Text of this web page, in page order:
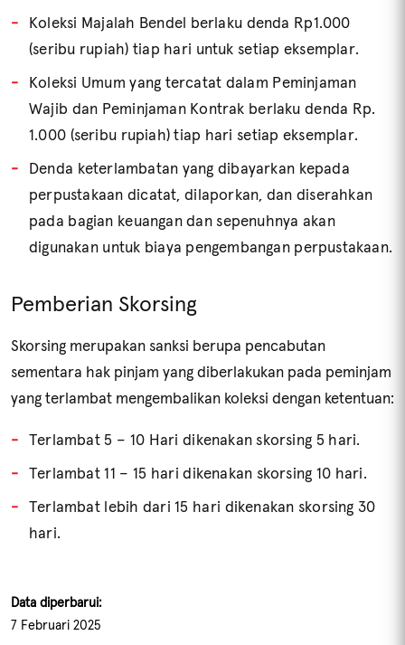
Koleksi Majalah Bendel berlaku denda Rp1.000
(seribu rupiah) tiap hari untuk setiap eksemplar.
Koleksi Umum yang tercatat dalam Peminjaman
Wajib dan Peminjaman Kontrak berlaku denda Rp.
1.000 (seribu rupiah) tiap hari setiap eksemplar.
Denda keterlambatan yang dibayarkan kepada
perpustakaan dicatat, dilaporkan, dan diserahkan
pada bagian keuangan dan sepenuhnya akan
digunakan untuk biaya pengembangan perpustakaan.
Pemberian Skorsing
Skorsing merupakan sanksi berupa pencabutan
sementara hak pinjam yang diberlakukan pada peminjam
yang terlambat mengembalikan koleksi dengan ketentuan:
Terlambat 5 – 10 Hari dikenakan skorsing 5 hari.
Terlambat 11 – 15 hari dikenakan skorsing 10 hari.
Terlambat lebih dari 15 hari dikenakan skorsing 30
hari.
Data diperbarui:
7 Februari 2025